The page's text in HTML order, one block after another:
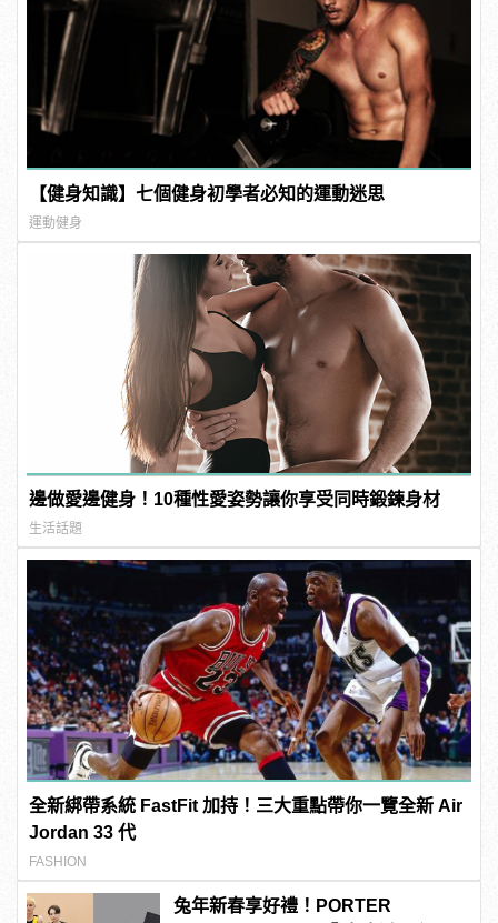
【健身知識】七個健身初學者必知的運動迷思
運動健身
邊做愛邊健身！10種性愛姿勢讓你享受同時鍛鍊身材
生活話題
全新綁帶系統 FastFit 加持！三大重點帶你一覽全新 Air
Jordan 33 代
FASHION
兔年新春享好禮！PORTER